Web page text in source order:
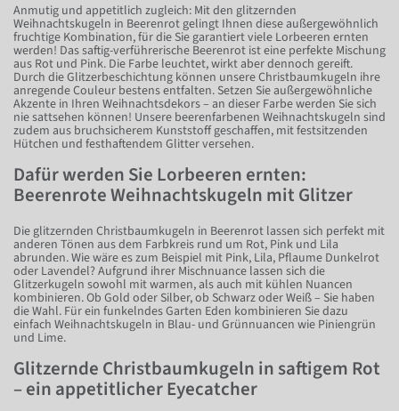
Anmutig und appetitlich zugleich: Mit den glitzernden
Weihnachtskugeln in Beerenrot gelingt Ihnen diese außergewöhnlich
fruchtige Kombination, für die Sie garantiert viele Lorbeeren ernten
werden! Das saftig-verführerische Beerenrot ist eine perfekte Mischung
aus Rot und Pink. Die Farbe leuchtet, wirkt aber dennoch gereift.
Durch die Glitzerbeschichtung können unsere Christbaumkugeln ihre
anregende Couleur bestens entfalten. Setzen Sie außergewöhnliche
Akzente in Ihren Weihnachtsdekors – an dieser Farbe werden Sie sich
nie sattsehen können! Unsere beerenfarbenen Weihnachtskugeln sind
zudem aus bruchsicherem Kunststoff geschaffen, mit festsitzenden
Hütchen und festhaftendem Glitter versehen.
Dafür werden Sie Lorbeeren ernten:
Beerenrote Weihnachtskugeln mit Glitzer
Die glitzernden Christbaumkugeln in Beerenrot lassen sich perfekt mit
anderen Tönen aus dem Farbkreis rund um Rot, Pink und Lila
abrunden. Wie wäre es zum Beispiel mit Pink, Lila, Pflaume Dunkelrot
oder Lavendel? Aufgrund ihrer Mischnuance lassen sich die
Glitzerkugeln sowohl mit warmen, als auch mit kühlen Nuancen
kombinieren. Ob Gold oder Silber, ob Schwarz oder Weiß – Sie haben
die Wahl. Für ein funkelndes Garten Eden kombinieren Sie dazu
einfach Weihnachtskugeln in Blau- und Grünnuancen wie Piniengrün
und Lime.
Glitzernde Christbaumkugeln in saftigem Rot
– ein appetitlicher Eyecatcher